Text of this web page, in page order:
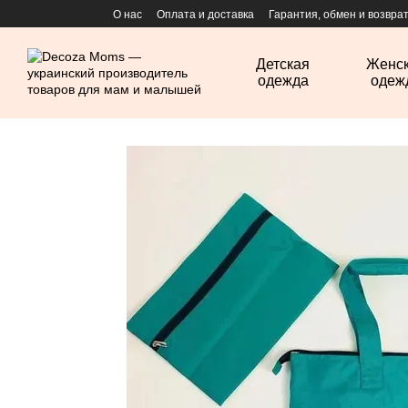
Перейти к основному контенту
О нас Оплата и доставка Гарантия, обмен и возврат
Детская
одежда